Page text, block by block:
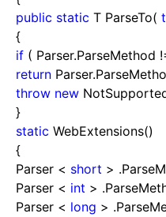
public static T ParseTo(
{
if ( Parser.ParseMethod
return
throw new
}
static WebExtensions()
{
Parser < short >
Parser < int >
Parser < long >